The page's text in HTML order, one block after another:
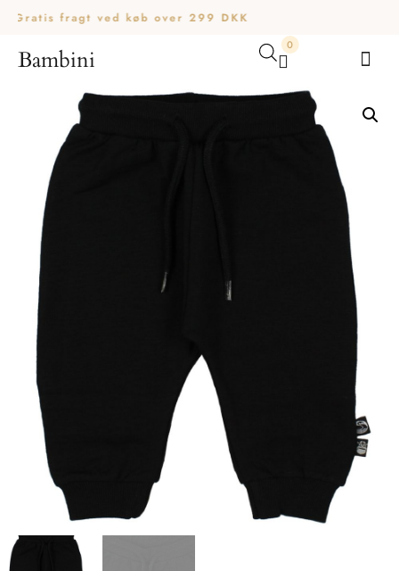
Gratis fragt ved køb over 299 DKK
Bambini
0
Din kurv er tom.
200,00kr. mere for gratis fragt
0,00
inkl. moms